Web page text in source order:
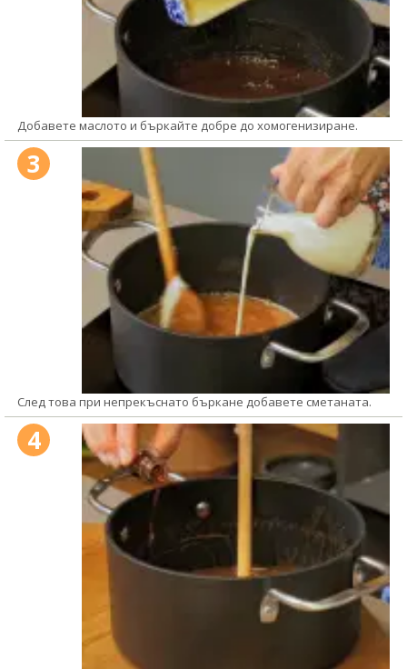
Добавете маслото и бъркайте добре до хомогенизиране.
3
След това при непрекъснато бъркане добавете сметаната.
4